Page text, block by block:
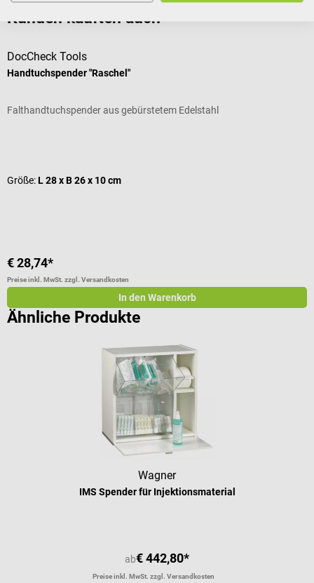
Kunden kauften auch
DocCheck Tools
Handtuchspender "Raschel"
Falthandtuchspender aus gebürstetem Edelstahl
Größe:L 28 x B 26 x 10 cm
€ 28,74*
Preise inkl. MwSt. zzgl. Versandkosten
In den Warenkorb
Ähnliche Produkte
Wagner
IMS Spender für Injektionsmaterial
ab€ 442,80*
Preise inkl. MwSt. zzgl. Versandkosten